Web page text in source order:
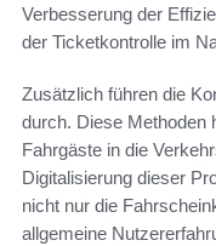
Verbesserung der
der Ticketkontrolle im
Zusätzlich führen die
durch. Diese Methoden
Fahrgäste in die
Digitalisierung dieser
nicht nur die
allgemeine